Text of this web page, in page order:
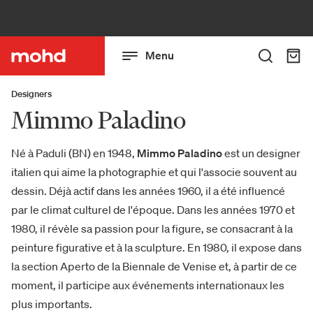
Menu
Designers
Mimmo Paladino
Né à Paduli (BN) en 1948, Mimmo Paladinoest un designer
italien qui aime la photographie et qui l'associe souvent au
dessin. Déjà actif dans les années 1960, il a été influencé
par le climat culturel de l'époque. Dans les années 1970 et
1980, il révèle sa passion pour la figure, se consacrant à la
peinture figurative et à la sculpture. En 1980, il expose dans
la section Aperto de la Biennale de Venise et, à partir de ce
moment, il participe aux événements internationaux les
plus importants.